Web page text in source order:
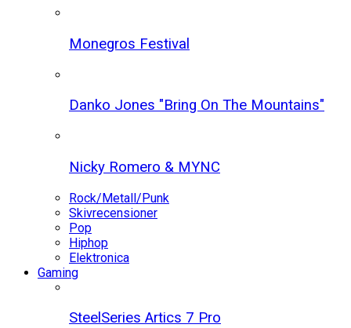
Monegros Festival
Danko Jones "Bring On The Mountains"
Nicky Romero & MYNC
Rock/Metall/Punk
Skivrecensioner
Pop
Hiphop
Elektronica
Gaming
SteelSeries Artics 7 Pro